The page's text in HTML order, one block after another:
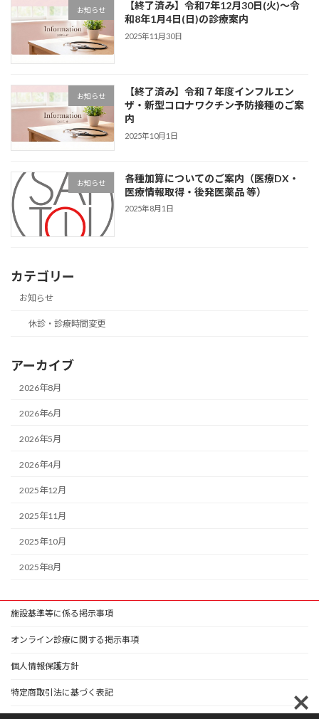
お知らせ
【終了済み】令和7年12月30日(火)～令
和8年1月4日(日)の診療案内
2025年11月30日
お知らせ
【終了済み】令和７年度インフルエン
ザ・新型コロナワクチン予防接種のご案
内
2025年10月1日
お知らせ
各種加算についてのご案内（医療DX・
医療情報取得・後発医薬品 等）
2025年8月1日
カテゴリー
お知らせ
休診・診療時間変更
アーカイブ
2026年8月
2026年6月
2026年5月
2026年4月
2025年12月
2025年11月
2025年10月
2025年8月
施設基準等に係る掲示事項
オンライン診療に関する掲示事項
個人情報保護方針
特定商取引法に基づく表記